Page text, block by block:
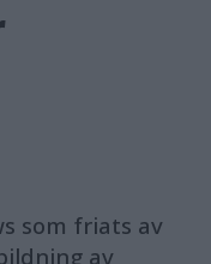
som friats av
av